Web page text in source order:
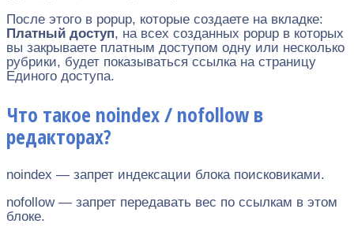
После этого в popup, которые создаете на вкладке:
Платный доступ, на всех созданных popup в которых
вы закрываете платным доступом одну или несколько
рубрики, будет показываться ссылка на страницу
Единого доступа.
Что такое noindex / nofollow в
редакторах?
noindex — запрет индексации блока поисковиками.
nofollow — запрет передавать вес по ссылкам в этом
блоке.